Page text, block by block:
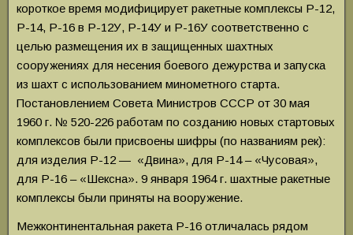
короткое время модифицирует ракетные комплексы Р-12,
Р-14, Р-16 в Р-12У, Р-14У и Р-16У соответственно с
целью размещения их в защищенных шахтных
сооружениях для несения боевого дежурства и запуска
из шахт с использованием минометного старта.
Постановлением Совета Министров СССР от 30 мая
1960 г. № 520-226 работам по созданию новых стартовых
комплексов были присвоены шифры (по названиям рек):
для изделия Р-12 — «Двина», для Р-14 – «Чусовая»,
для Р-16 – «Шексна». 9 января 1964 г. шахтные ракетные
комплексы были приняты на вооружение.
Межконтинентальная ракета Р-16 отличалась рядом